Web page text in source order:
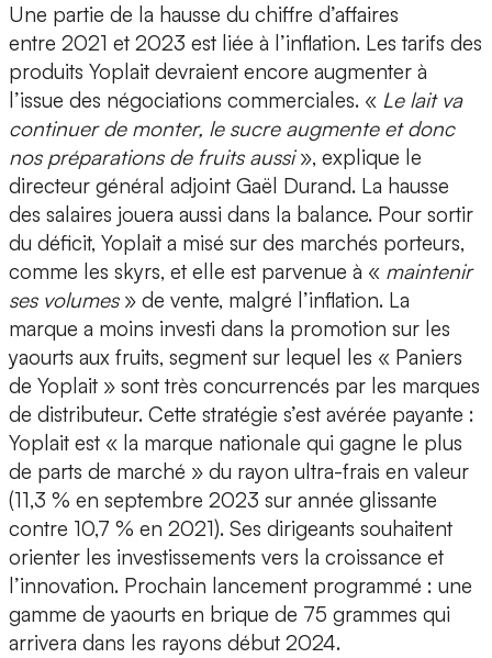
Une partie de la hausse du chiffre d’affaires
entre 2021 et 2023 est liée à l’inflation. Les tarifs des
produits Yoplait devraient encore augmenter à
l’issue des négociations commerciales. « Le lait va
continuer de monter, le sucre augmente et donc
nos préparations de fruits aussi», explique le
directeur général adjoint Gaël Durand. La hausse
des salaires jouera aussi dans la balance. Pour sortir
du déficit, Yoplait a misé sur des marchés porteurs,
comme les skyrs, et elle est parvenue à « maintenir
ses volumes» de vente, malgré l’inflation. La
marque a moins investi dans la promotion sur les
yaourts aux fruits, segment sur lequel les « Paniers
de Yoplait » sont très concurrencés par les marques
de distributeur. Cette stratégie s’est avérée payante :
Yoplait est « la marque nationale qui gagne le plus
de parts de marché » du rayon ultra-frais en valeur
(11,3 % en septembre 2023 sur année glissante
contre 10,7 % en 2021). Ses dirigeants souhaitent
orienter les investissements vers la croissance et
l’innovation. Prochain lancement programmé : une
gamme de yaourts en brique de 75 grammes qui
arrivera dans les rayons début 2024.